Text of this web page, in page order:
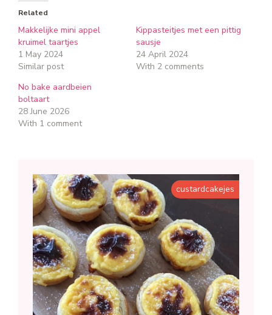
Related
Makkelijke mini appel
kruimel taartjes
1 May 2024
Similar post
Kippasteitjes met een pittig
sausje
24 April 2024
With 2 comments
No bake aardbeien
boltaart
28 June 2026
With 1 comment
custardcakejes